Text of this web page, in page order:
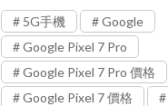
5G手機
Google
Google Pixel 7 Pro
Google Pixel 7 Pro 價格
Google Pixel 7 價格